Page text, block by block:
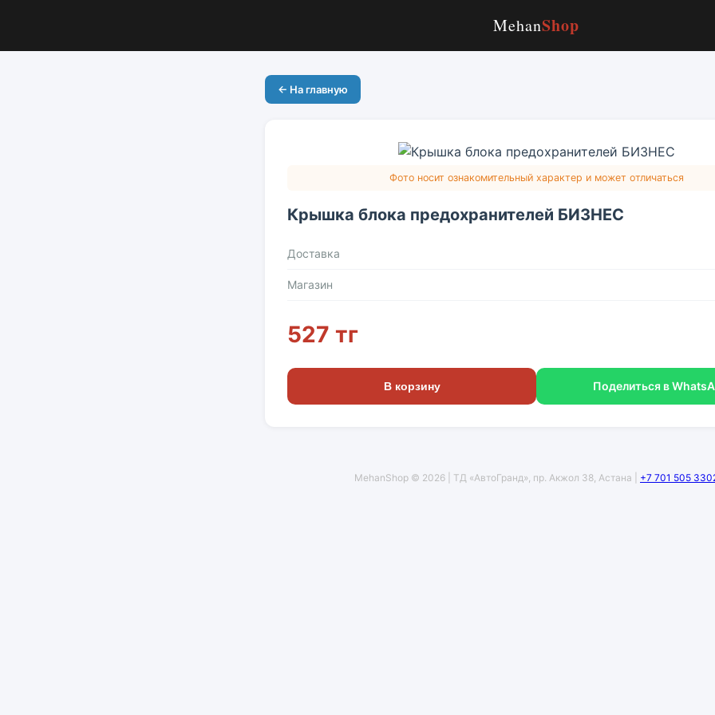
MehanShop
← На главную
Фото носит ознакомительный характер и может отличаться
Крышка блока предохранителей БИЗНЕС
Доставка
Магазин
527 тг
В корзину Поделиться в
MehanShop © 2026 | ТД «АвтоГранд», пр. Акжол 38, Астана | +7 701 505